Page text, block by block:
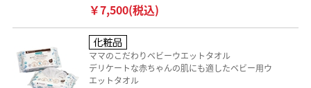
￥7,500(税込)
ママのこだわりベビーウエットタオル
デリケートな赤ちゃんの肌にも適したベビー用ウ
エットタオル